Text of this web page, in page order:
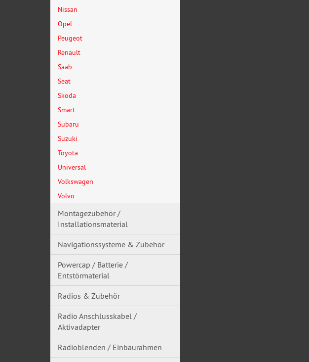
Nissan
Opel
Peugeot
Renault
Saab
Seat
Skoda
Smart
Subaru
Suzuki
Toyota
Universal
Volkswagen
Volvo
Montagezubehör /
Installationsmaterial
Navigationssysteme & Zubehör
Powercap / Batterie /
Entstörmaterial
Radios & Zubehör
Radio Anschlusskabel /
Aktivadapter
Radioblenden / Einbaurahmen